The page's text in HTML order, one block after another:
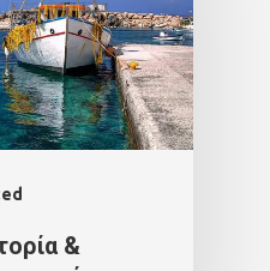
&